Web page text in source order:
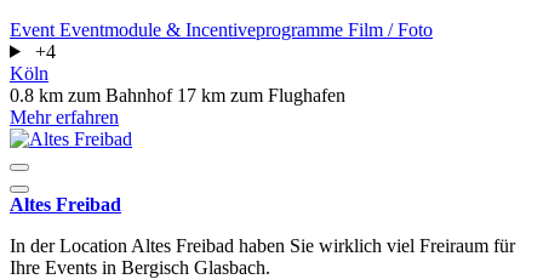
Event Eventmodule & Incentiveprogramme Film / Foto
+4
Köln
0.8 km zum Bahnhof 17 km zum Flughafen
Mehr erfahren
Altes Freibad
In der Location Altes Freibad haben Sie wirklich viel Freiraum für
Ihre Events in Bergisch Glasbach.